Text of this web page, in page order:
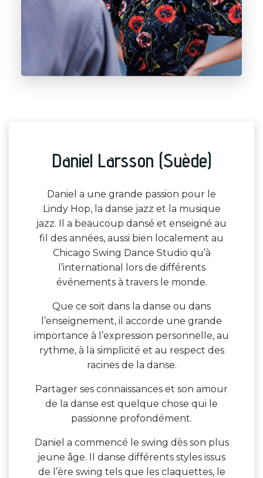
Daniel Larsson (Suède)
Daniel a une grande passion pour le
Lindy Hop, la danse jazz et la musique
jazz. Il a beaucoup dansé et enseigné au
fil des années, aussi bien localement au
Chicago Swing Dance Studio qu’à
l’international lors de différents
événements à travers le monde.
Que ce soit dans la danse ou dans
l’enseignement, il accorde une grande
importance à l’expression personnelle, au
rythme, à la simplicité et au respect des
racines de la danse.
Partager ses connaissances et son amour
de la danse est quelque chose qui le
passionne profondément.
Daniel a commencé le swing dès son plus
jeune âge. Il danse différents styles issus
de l’ère swing tels que les claquettes, le